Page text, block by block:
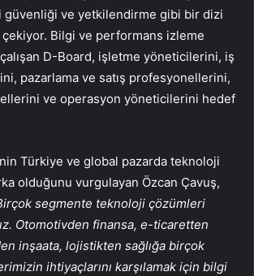
güvenliği ve yetkilendirme gibi bir dizi
Bilgi ve performans izleme
D-Board, işletme yöneticilerini, iş
pazarlama ve satış profesyonellerini,
ve operasyon yöneticilerini hedef
Türkiye ve global pazarda teknoloji
olduğunu vurgulayan Özcan Çavuş,
segmente teknoloji çözümleri
Otomotivden finansa, e-ticaretten
inşaata, lojistikten sağlığa birçok
ihtiyaçlarını karşılamak için bilgi